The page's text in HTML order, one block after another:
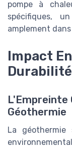
pompe à
spécifiques,
amplement
Impact
Durabilité
L'Empreinte
Géothermie
La